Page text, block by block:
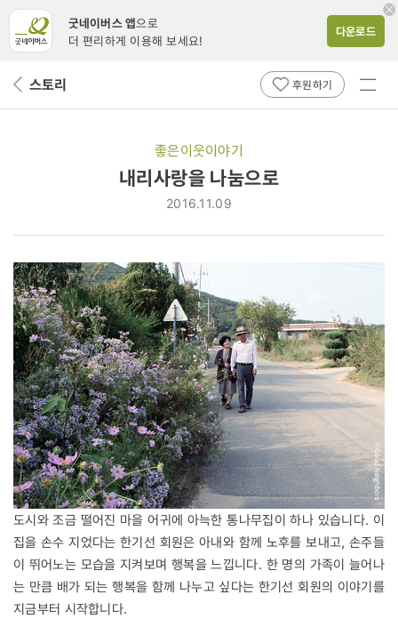
굿네이버스 앱으로
더 편리하게 이용해 보세요!
다운로드
뒤 스토리 후원하기
전체
좋은이웃이야기
내리사랑을 나눔으로
2016.11.09
도시와 조금 떨어진 마을 어귀에 아늑한 통나무집이 하나 있습니다. 이
집을 손수 지었다는 한기선 회원은 아내와 함께 노후를 보내고, 손주들
이 뛰어노는 모습을 지켜보며 행복을 느낍니다. 한 명의 가족이 늘어나
는 만큼 배가 되는 행복을 함께 나누고 싶다는 한기선 회원의 이야기를
지금부터 시작합니다.